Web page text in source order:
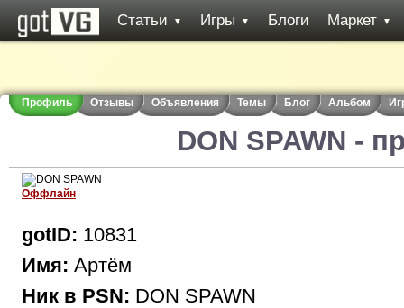
Статьи ▼ Игры ▼ Блоги Маркет ▼
Профиль Отзывы Объявления Темы Блог Альбом
DON SPAWN -
Оффлайн
gotID: 10831
Имя: Артём
Ник в PSN: DON SPAWN